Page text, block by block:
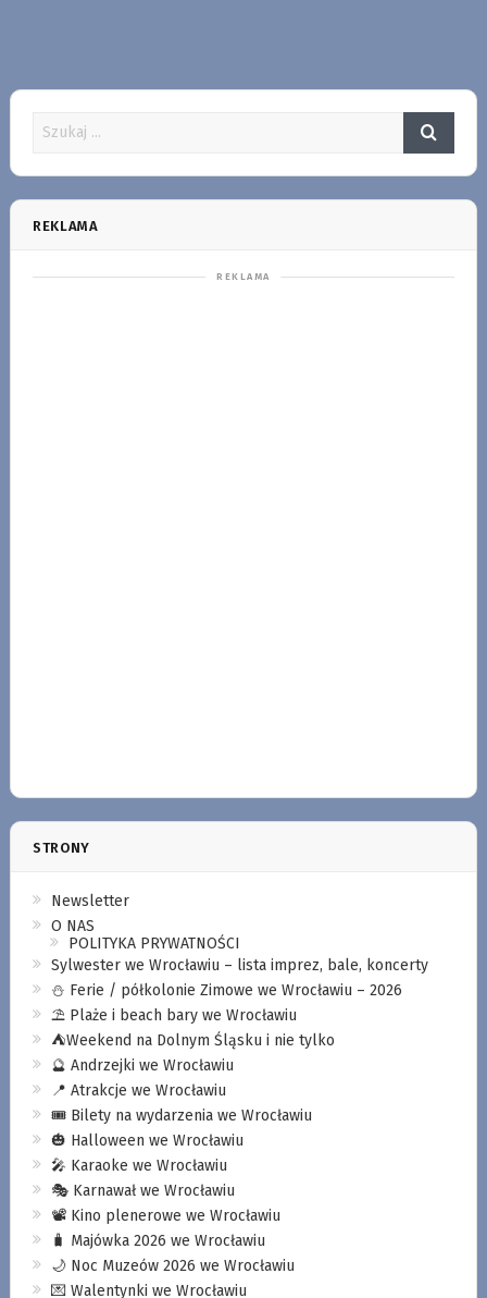
REKLAMA
STRONY
Newsletter
O NAS
POLITYKA PRYWATNOŚCI
Sylwester we Wrocławiu – lista imprez, bale, koncerty
⛄️ Ferie / półkolonie Zimowe we Wrocławiu – 2026
⛱️ Plaże i beach bary we Wrocławiu
⛺️Weekend na Dolnym Śląsku i nie tylko
🔮 Andrzejki we Wrocławiu
📍 Atrakcje we Wrocławiu
🎟️ Bilety na wydarzenia we Wrocławiu
🎃 Halloween we Wrocławiu
🎤 Karaoke we Wrocławiu
🎭 Karnawał we Wrocławiu
📽️ Kino plenerowe we Wrocławiu
🧳 Majówka 2026 we Wrocławiu
🌙 Noc Muzeów 2026 we Wrocławiu
💌 Walentynki we Wrocławiu